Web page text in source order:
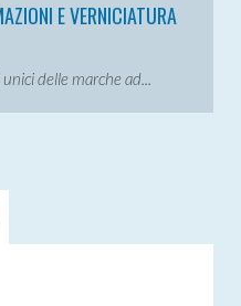
E VERNICIATURA
delle marche ad...